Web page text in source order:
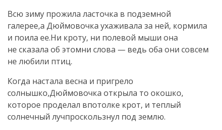
Всю зиму прожила ласточка в подземной
галерее,а Дюймовочка ухаживала за ней, кормила
и поила ее.Ни кроту, ни полевой мыши она
не сказала об этомни слова — ведь оба они совсем
не любили птиц.
Когда настала весна и пригрело
солнышко,Дюймовочка открыла то окошко,
которое проделал впотолке крот, и теплый
солнечный лучпроскользнул под землю.